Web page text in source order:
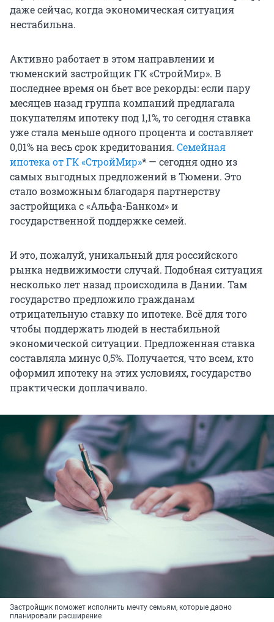
даже сейчас, когда экономическая ситуация
нестабильна.
Активно работает в этом направлении и
тюменский застройщик ГК «СтройМир». В
последнее время он бьет все рекорды: если пару
месяцев назад группа компаний предлагала
покупателям ипотеку под 1,1%, то сегодня ставка
уже стала меньше одного процента и составляет
0,01% на весь срок кредитования. Семейная
ипотека от ГК «СтройМир»* — сегодня одно из
самых выгодных предложений в Тюмени. Это
стало возможным благодаря партнерству
застройщика с «Альфа-Банком» и
государственной поддержке семей.
И это, пожалуй, уникальный для российского
рынка недвижимости случай. Подобная ситуация
несколько лет назад происходила в Дании. Там
государство предложило гражданам
отрицательную ставку по ипотеке. Всё для того
чтобы поддержать людей в нестабильной
экономической ситуации. Предложенная ставка
составляла минус 0,5%. Получается, что всем, кто
оформил ипотеку на этих условиях, государство
практически доплачивало.
Застройщик поможет исполнить мечту семьям, которые давно
планировали расширение